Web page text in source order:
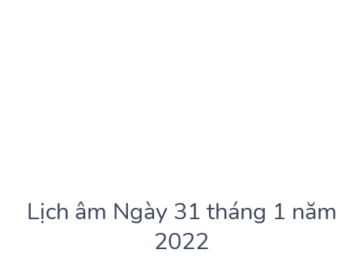
Lịch âm Ngày 31 tháng 1 năm
2022